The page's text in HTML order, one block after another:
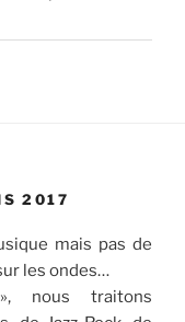
2017
mais pas de
les ondes…
nous traitons